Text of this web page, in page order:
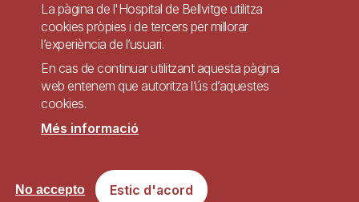
Pie
página
Contacte
Accessibilitat Avís legal Ajuda
Lloc web accessible de conformitat amb el Reial Decret 1112/2018, de 7 de
setembre, sobre accessibilitat dels llocs web i aplicacions per a dispositius
La pàgina de l'Hospital de Bellvitge utilitza
cookies pròpies i de tercers per millorar
l’experiència de l’usuari.
En cas de continuar utilitzant aquesta pàgina
web entenem que autoritza l’ús d’aquestes
cookies.
Més informació
Estic d'acord
No accepto